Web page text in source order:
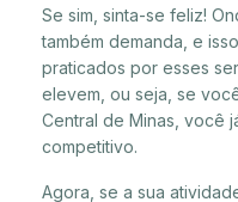
Se sim, sinta-se feliz!
também demanda, e
praticados por esses
elevem, ou seja, se
Central de Minas, você
competitivo.
Agora, se a sua